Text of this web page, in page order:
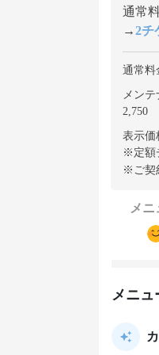
通常
→2チ
通常料
メン
2,750
表示価
※定額
※ご契
メ
メニュ